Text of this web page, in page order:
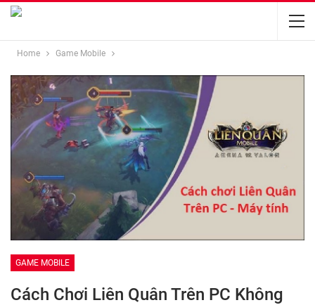
Home Game Mobile
GAME MOBILE
Cách Chơi Liên Quân Trên PC Không